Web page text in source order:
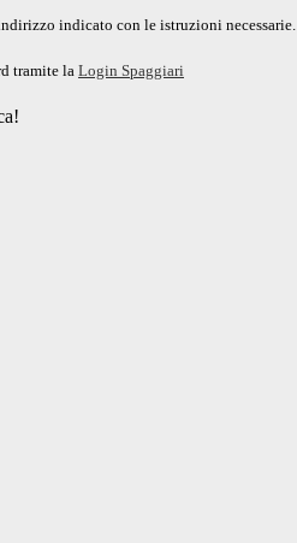
indicato con le istruzioni necessarie.
tramite la Login Spaggiari